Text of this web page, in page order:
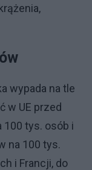
wypada na tle
w UE przed
100 tys. osób i
na 100 tys.
i Francji, do